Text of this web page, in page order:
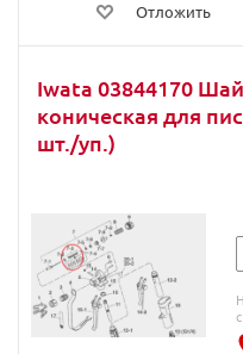
Отложить
Iwata 03844170
коническая для
шт./уп.)